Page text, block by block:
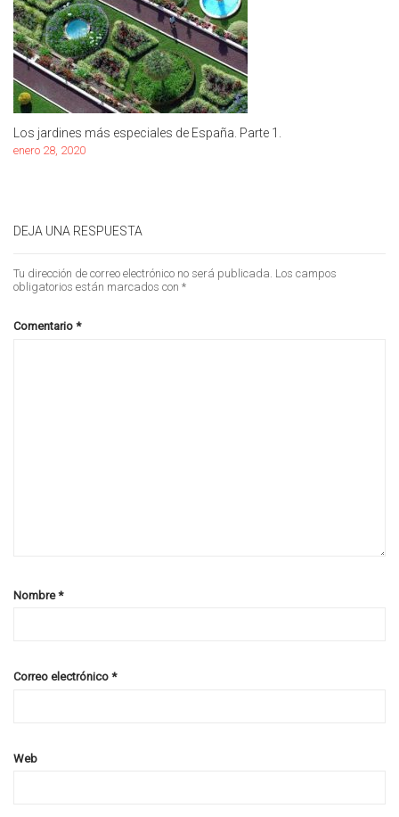
Los jardines más especiales de España. Parte 1.
enero 28, 2020
DEJA UNA RESPUESTA
Tu dirección de correo electrónico no será publicada. Los campos
obligatorios están marcados con *
Comentario *
Nombre*
Correo electrónico *
Web